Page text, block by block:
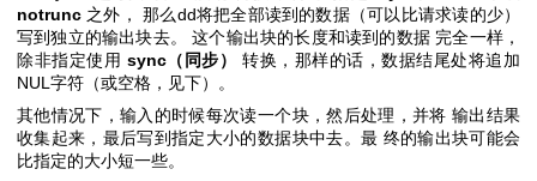
notrunc 之外， 那么dd将把全部读到的数据（可以比请求读的少）
写到独立的输出块去。 这个输出块的长度和读到的数据 完全一样，
除非指定使用 sync（同步）
转换，那样的话，数据结尾处将追加
NUL字符（或空格，见下）。
其他情况下，输入的时候每次读一个块，然后处理，并将 输出结果
收集起来，最后写到指定大小的数据块中去。最 终的输出块可能会
比指定的大小短一些。